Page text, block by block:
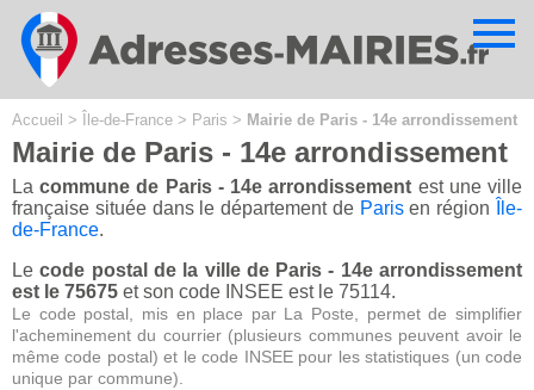
Accueil > Île-de-France > Paris > Mairie de Paris - 14e arrondissement
Mairie de Paris - 14e arrondissement
Lacommune de Paris - 14e arrondissement est une ville
française située dans le département de Parisen région
Île-
de-France.
Lecode postal de la ville de Paris - 14e arrondissement
est le 75675 et son code INSEE est le 75114.
Le code postal, mis en place par La Poste, permet de simplifier
l'acheminement du courrier (plusieurs communes peuvent avoir le
même code postal) et le code INSEE pour les statistiques (un code
unique par commune).
Cookies management panel